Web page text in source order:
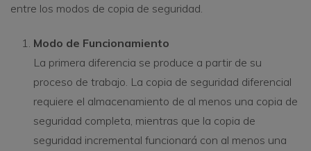
entre los modos de copia de seguridad.
Modo de Funcionamiento
La primera diferencia se produce a partir de su
proceso de trabajo. La copia de seguridad diferencial
requiere el almacenamiento de al menos una copia de
seguridad completa, mientras que la copia de
seguridad incremental funcionará con al menos una